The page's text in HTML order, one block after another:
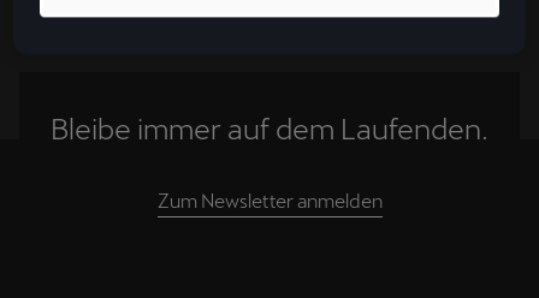
Bleibe immer auf dem Laufenden.
Zum Newsletter anmelden